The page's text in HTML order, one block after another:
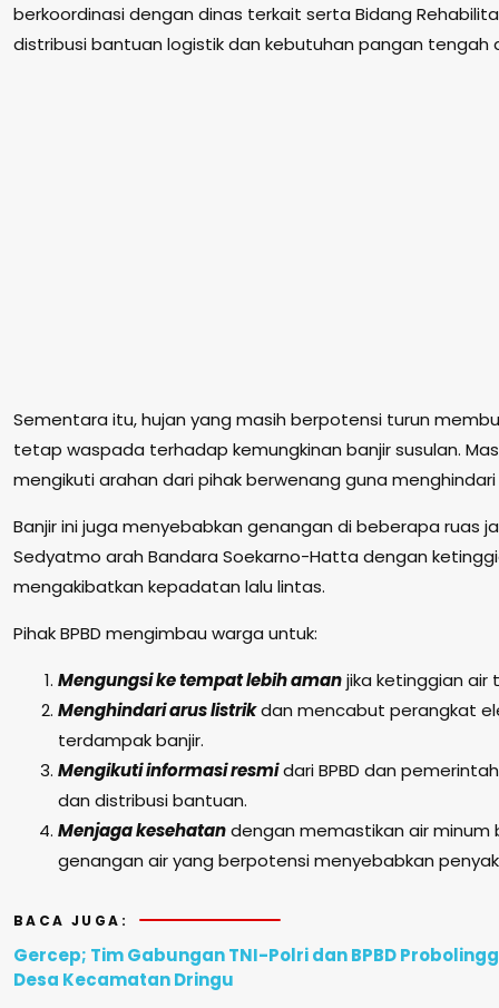
berkoordinasi dengan dinas terkait serta Bidang
distribusi bantuan logistik dan kebutuhan pangan tengah
Sementara itu, hujan yang masih berpotensi turun
tetap waspada terhadap kemungkinan banjir susulan.
mengikuti arahan dari pihak berwenang guna menghindari
Banjir ini juga menyebabkan genangan di beberapa ruas
Sedyatmo arah Bandara Soekarno-Hatta dengan
mengakibatkan kepadatan lalu lintas.
Pihak BPBD mengimbau warga untuk:
Mengungsi ke tempat lebih amanjika ketinggian air
Menghindari arus listrikdan mencabut perangkat
terdampak banjir.
Mengikuti informasi resmidari BPBD dan
dan distribusi bantuan.
Menjaga kesehatandengan memastikan air minum
genangan air yang berpotensi menyebabkan
BACA JUGA:
Gercep; Tim Gabungan TNI-Polri dan BPBD
Desa Kecamatan Dringu